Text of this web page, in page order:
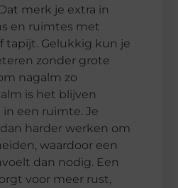
merk je extra in
en ruimtes met
tapijt. Gelukkig kun je
zonder grote
nagalm zo
is het blijven
een ruimte. Je
harder werken om
waardoor een
dan nodig. Een
voor meer rust,